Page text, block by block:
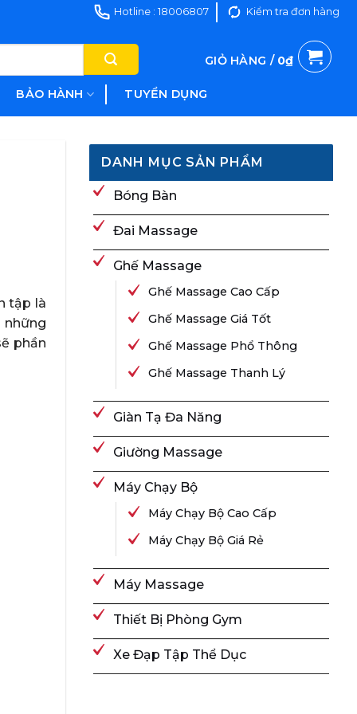
Hotline : 18006807 Kiểm tra đơn hàng
BẢO HÀNH TUYỂN DỤNG
GIỎ HÀNG / 0₫
tập là
những
phần
DANH MỤC SẢN PHẨM
Bóng Bàn
Đai Massage
Ghế Massage
Ghế Massage Cao Cấp
Ghế Massage Giá Tốt
Ghế Massage Phổ Thông
Ghế Massage Thanh Lý
Giàn Tạ Đa Năng
Giường Massage
Máy Chạy Bộ
Máy Chạy Bộ Cao Cấp
Máy Chạy Bộ Giá Rẻ
Máy Massage
Thiết Bị Phòng Gym
Xe Đạp Tập Thể Dục